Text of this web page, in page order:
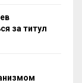
за титул